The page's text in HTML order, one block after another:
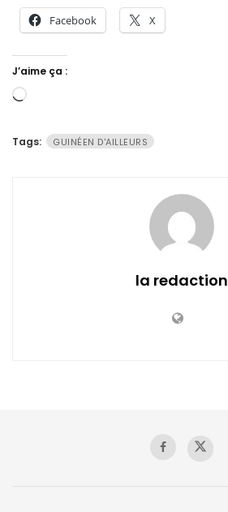
Facebook X
J’aime ça :
Chargement…
Tags: GUINÉEN D'AILLEURS
la redaction